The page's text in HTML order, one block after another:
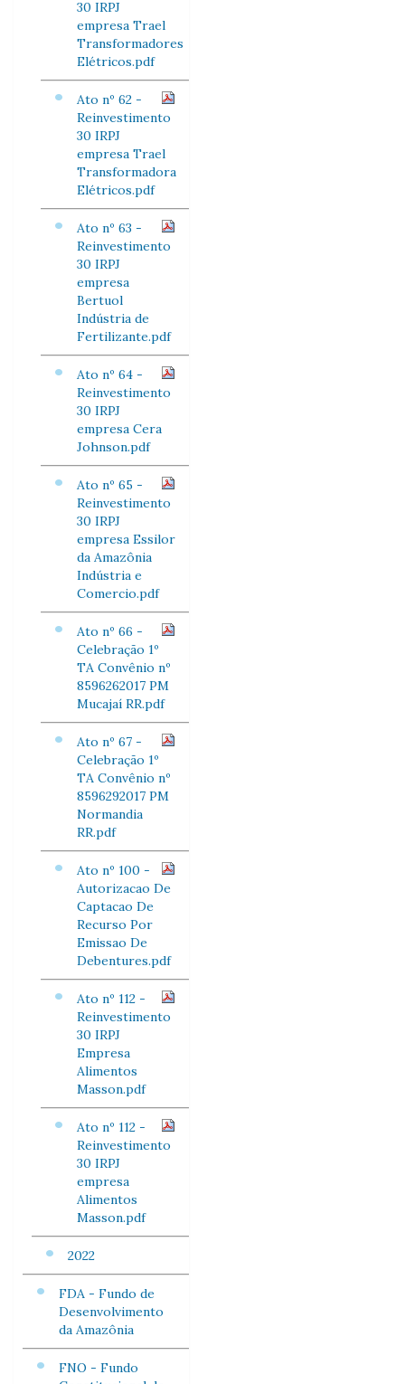
30 IRPJ
empresa Trael
Transformadores
Elétricos.pdf
Ato nº 62 -
Reinvestimento
30 IRPJ
empresa Trael
Transformadora
Elétricos.pdf
Ato nº 63 -
Reinvestimento
30 IRPJ
empresa
Bertuol
Indústria de
Fertilizante.pdf
Ato nº 64 -
Reinvestimento
30 IRPJ
empresa Cera
Johnson.pdf
Ato nº 65 -
Reinvestimento
30 IRPJ
empresa Essilor
da Amazônia
Indústria e
Comercio.pdf
Ato nº 66 -
Celebração 1º
TA Convênio nº
8596262017 PM
Mucajaí RR.pdf
Ato nº 67 -
Celebração 1º
TA Convênio nº
8596292017 PM
Normandia
RR.pdf
Ato nº 100 -
Autorizacao De
Captacao De
Recurso Por
Emissao De
Debentures.pdf
Ato nº 112 -
Reinvestimento
30 IRPJ
Empresa
Alimentos
Masson.pdf
Ato nº 112 -
Reinvestimento
30 IRPJ
empresa
Alimentos
Masson.pdf
2022
FDA - Fundo de
Desenvolvimento
da Amazônia
FNO - Fundo